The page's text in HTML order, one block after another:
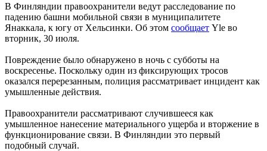
В Финляндии правоохранители ведут расследование по
падению башни мобильной связи в муниципалитете
Янаккала, к югу от Хельсинки. Об этом сообщает Yle во
вторник, 30 июля.
Повреждение было обнаружено в ночь с субботы на
воскресенье. Поскольку один из фиксирующих тросов
оказался перерезанным, полиция рассматривает инцидент как
умышленные действия.
Правоохранители рассматривают случившееся как
умышленное нанесение материального ущерба и вторжение в
функционирование связи. В Финляндии это первый
подобный случай.